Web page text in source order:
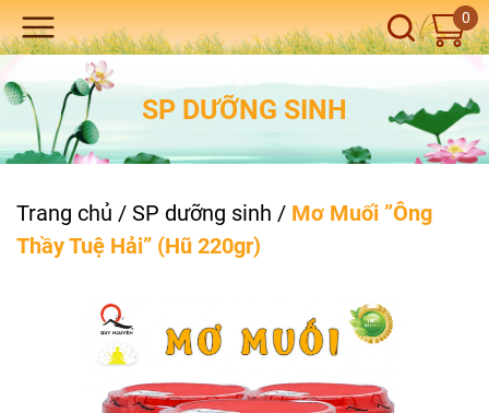
0
SP DƯỠNG SINH
Trang chủ / SP dưỡng sinh / Mơ Muối ”Ông
Thầy Tuệ Hải” (Hũ 220gr)